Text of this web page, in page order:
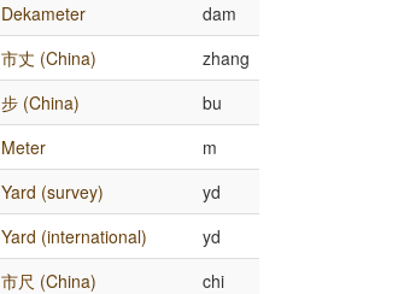
Dekameter
dam
市丈 (China)
zhang
步 (China)
bu
Meter
m
Yard (survey)
yd
Yard (international)
yd
市尺 (China)
chi